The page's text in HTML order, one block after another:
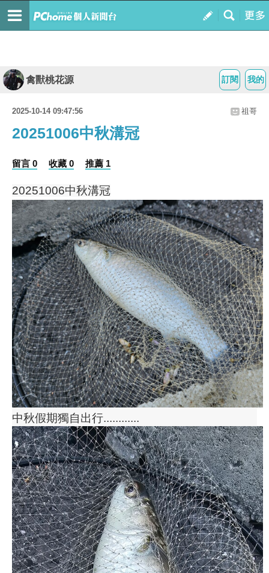
我的
訂閱
禽獸桃花源
2025-10-14 09:47:56 祖哥
20251006中秋溝冠
留言 0 收藏 0 推薦 1
20251006中秋溝冠
中秋假期獨自出行............